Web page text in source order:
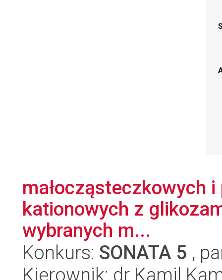
małocząsteczkowych
kationowych z
wybranych m...
Konkurs: SONATA 5 ,
Kierownik: dr Kamil